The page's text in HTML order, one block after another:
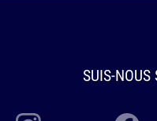
SUIS-NOUS